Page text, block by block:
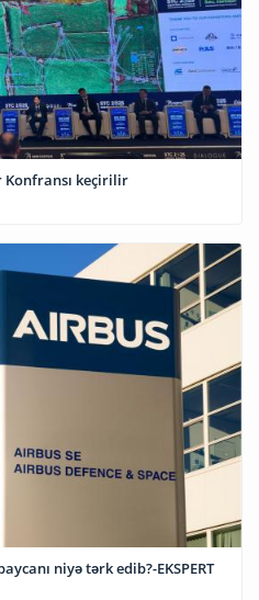
Konfransı keçirilir
niyə tərk edib?-EKSPERT